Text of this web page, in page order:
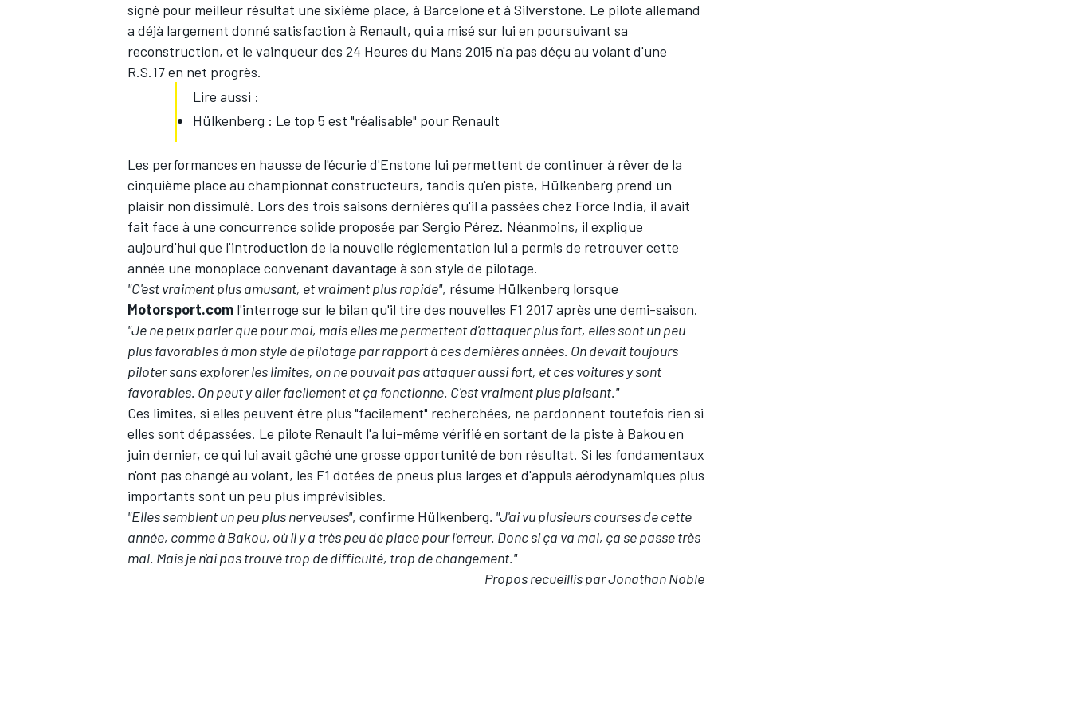
signé pour meilleur résultat une sixième place, à Barcelone et à Silverstone. Le pilote allemand
a déjà largement donné satisfaction à Renault, qui a misé sur lui en poursuivant sa
reconstruction, et le vainqueur des 24 Heures du Mans 2015 n'a pas déçu au volant d'une
R.S.17 en net progrès.
Lire aussi :
Hülkenberg : Le top 5 est "réalisable" pour Renault
Les performances en hausse de l'écurie d'Enstone lui permettent de continuer à rêver de la
cinquième place au championnat constructeurs, tandis qu'en piste, Hülkenberg prend un
plaisir non dissimulé. Lors des trois saisons dernières qu'il a passées chez Force India, il avait
fait face à une concurrence solide proposée parSergio Pérez. Néanmoins, il explique
aujourd'hui que l'introduction de la nouvelle réglementation lui a permis de retrouver cette
année une monoplace convenant davantage à son style de pilotage.
"C'est vraiment plus amusant, et vraiment plus rapide", résume Hülkenberg lorsque
Motorsport.com l'interroge sur le bilan qu'il tire des nouvelles F1 2017 après une demi-saison.
"Je ne peux parler que pour moi, mais elles me permettent d'attaquer plus fort, elles sont un peu
plus favorables à mon style de pilotage par rapport à ces dernières années. On devait toujours
piloter sans explorer les limites, on ne pouvait pas attaquer aussi fort, et ces voitures y sont
favorables. On peut y aller facilement et ça fonctionne. C'est vraiment plus plaisant."
Ces limites, si elles peuvent être plus "facilement" recherchées, ne pardonnent toutefois rien si
elles sont dépassées. Le pilote Renault l'a lui-même vérifié en sortant de la piste à Bakou en
juin dernier, ce qui lui avait gâché une grosse opportunité de bon résultat. Si les fondamentaux
n'ont pas changé au volant, les F1 dotées de pneus plus larges et d'appuis aérodynamiques plus
importants sont un peu plus imprévisibles.
"Elles semblent un peu plus nerveuses", confirme Hülkenberg. "J'ai vu plusieurs courses de cette
année, comme à Bakou, où il y a très peu de place pour l'erreur. Donc si ça va mal, ça se passe très
mal. Mais je n'ai pas trouvé trop de difficulté, trop de changement."
Propos recueillis par Jonathan Noble